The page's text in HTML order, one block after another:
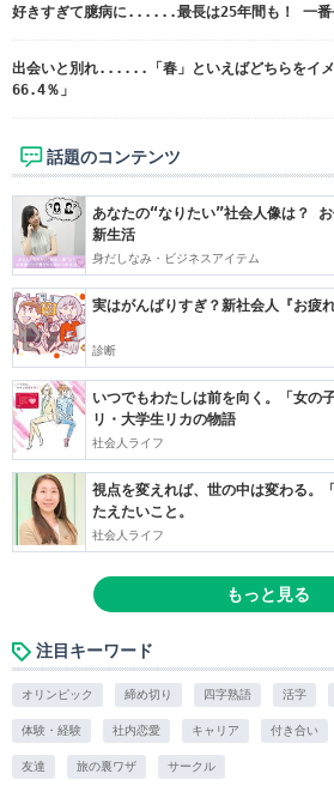
好きすぎて臆病に......最長は25年間も！ 一番
出会いと別れ......「春」といえばどちらをイメ
66.4％」
話題のコンテンツ
あなたの“なりたい”社会人像は？
新生活
身だしなみ・ビジネスアイテム
実はがんばりすぎ？新社会人『お疲
診断
いつでもわたしは前を向く。「女の
リ・大学生リカの物語
社会人ライフ
視点を変えれば、世の中は変わる。
たえたいこと。
社会人ライフ
もっと見る
注目キーワード
オリンピック 締め切り 四字熟語 活字
体験・経験 社内恋愛 キャリア 付き合い
友達 旅の裏ワザ サークル